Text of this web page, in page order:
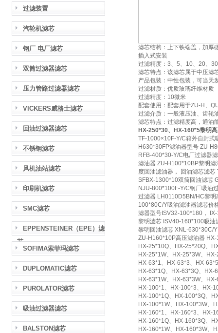
过滤装置
汽轮机滤芯
钢厂 电厂滤芯
双筒过滤器滤芯
压力管路过滤器滤芯
VICKERS威格士滤芯
回油过滤器滤芯
不锈钢滤芯
风机油站滤芯
印刷机滤芯
SMC滤芯
EPPENSTEINER（EPE）滤
芯
SOFIMA索菲玛滤芯
DUPLOMATIC滤芯
PUROLATOR滤芯
吸油过滤器滤芯
BALSTON滤芯
滤芯结构：上下铁端盖，加厚
插入式安装
过滤精度：3、5、10、20、
滤芯特点：该滤芯属于中压滤
产品包装：中性包装，可当天
过滤材质：优质玻璃纤维材质
过滤精度：10微米
配套使用：配套用于ZU-H、
过滤介质：一般液压油、齿轮
滤芯特点：过滤精度高，通油
HX-250*30、HX-160*5黎明
TF-1000×10F-Y/C箱外自封
H630*30FP滤油器型号 ZU-
RFB-400*30-Y/C电厂过滤器
滤油器 ZU-H100*10BP黎明
度回油滤油器， 回油滤芯滤
SFBX-1300*10双筒回油滤芯
NJU-800*100F-Y/C钢厂吸油
过滤器 LH0110D5BN/HC黎
100*80C/Y吸油滤油器滤芯价
滤器型号ISV32-100*180，
黎明滤芯 ISV40-160*100吸
黎明回油滤芯 XNL-630*30C/
ZU-H160*10P高压滤油器
HX-25*10Q、HX-25*20Q、
HX-25*1W、HX-25*3W、
HX-63*1、HX-63*3、HX-
HX-63*1Q、HX-63*3Q、
HX-63*1W、HX-63*3W、
HX-100*1、HX-100*3、HX-
HX-100*1Q、HX-100*3Q、
HX-100*1W、HX-100*3W、
HX-160*1、HX-160*3、HX-
HX-160*1Q、HX-160*3Q、
HX-160*1W、HX-160*3W、